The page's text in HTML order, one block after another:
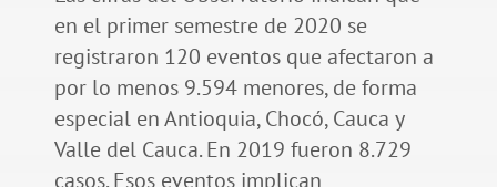
en el primer semestre de 2020 se
registraron 120 eventos que afectaron a
por lo menos 9.594 menores, de forma
especial en Antioquia, Chocó, Cauca y
Valle del Cauca. En 2019 fueron 8.729
casos. Esos eventos implican